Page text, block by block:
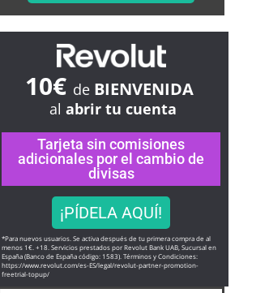
10€ de BIENVENIDA
al abrir tu cuenta
Tarjeta sin comisiones
adicionales por el cambio de
divisas
¡PÍDELA AQUÍ!
*Para nuevos usuarios. Se activa después de tu primera compra de al
menos 1€. +18. Servicios prestados por Revolut Bank UAB, Sucursal en
España (Banco de España código: 1583). Términos y Condiciones:
https://www.revolut.com/es-ES/legal/revolut-partner-promotion-
freetrial-topup/